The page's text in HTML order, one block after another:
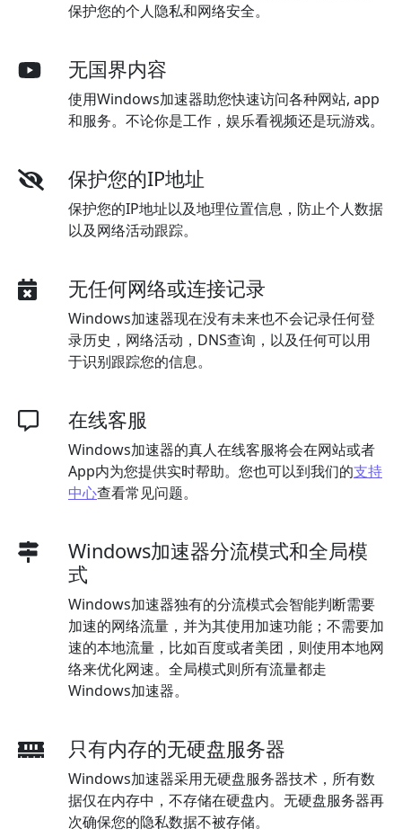
保护您的个人隐私和网络安全。
无国界内容
使用Windows加速器助您快速访问各种网站, app
和服务。不论你是工作，娱乐看视频还是玩游戏。
保护您的IP地址
保护您的IP地址以及地理位置信息，防止个人数据
以及网络活动跟踪。
无任何网络或连接记录
Windows加速器现在没有未来也不会记录任何登
录历史，网络活动，DNS查询，以及任何可以用
于识别跟踪您的信息。
在线客服
Windows加速器的真人在线客服将会在网站或者
App内为您提供实时帮助。您也可以到我们的支持
中心查看常见问题。
Windows加速器分流模式和全局模
式
Windows加速器独有的分流模式会智能判断需要
加速的网络流量，并为其使用加速功能；不需要加
速的本地流量，比如百度或者美团，则使用本地网
络来优化网速。全局模式则所有流量都走
Windows加速器。
只有内存的无硬盘服务器
Windows加速器采用无硬盘服务器技术，所有数
据仅在内存中，不存储在硬盘内。无硬盘服务器再
次确保您的隐私数据不被存储。